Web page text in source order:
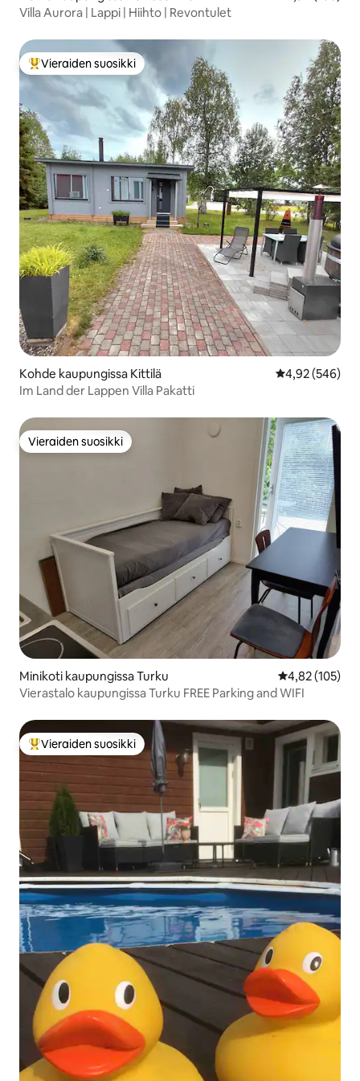
Villa Aurora | Lappi | Hiihto | Revontulet
Vieraiden suosikkien parhaimmistoa
Vieraiden suosikki
Kohde kaupungissa Kittilä
4,92 (546)
Im Land der Lappen Villa Pakatti
Vieraiden suosikki
Vieraiden suosikki
Minikoti kaupungissa Turku
4,82 (105)
Vierastalo kaupungissa Turku FREE Parking and WIFI
Vieraiden suosikkien parhaimmistoa
Vieraiden suosikki